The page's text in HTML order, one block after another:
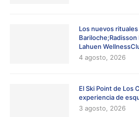
Los nuevos
Lahuen
4 agosto, 2026
El Ski Point de Los
experiencia de
3 agosto, 2026